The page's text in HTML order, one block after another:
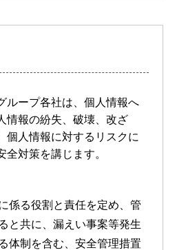
ループ各社は、個人情報へ
情報の紛失、破壊、改ざ
個人情報に対するリスクに
対策を講じます。
係る役割と責任を定め、管
と共に、漏えい事案等発生
体制を含む、安全管理措置